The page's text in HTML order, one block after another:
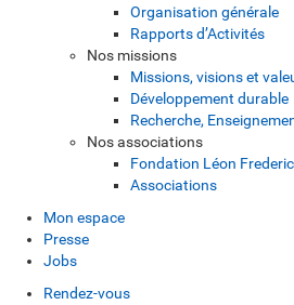
Organisation générale
Rapports d’Activités
Nos missions
Missions, visions et
Développement durable
Recherche,
Nos associations
Fondation Léon
Associations
Mon espace
Presse
Jobs
Rendez-vous